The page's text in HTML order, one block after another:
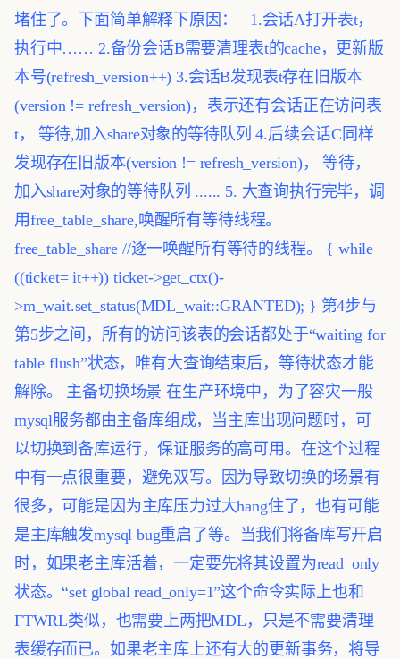
堵住了。下面简单解释下原因：
1.会话A打开表t，
执行中…… 2.备份会话B需要清理表t的cache，更新版
本号(refresh_version++) 3.会话B发现表t存在旧版本
(version != refresh_version)，表示还有会话正在访问表
t，
等待,加入share对象的等待队列 4.后续会话C同样
发现存在旧版本(version != refresh_version)，
等待，
加入share对象的等待队列 ...... 5. 大查询执行完毕，调
用free_table_share,唤醒所有等待线程。
free_table_share //逐一唤醒所有等待的线程。
{ while
((ticket= it++)) ticket->get_ctx()-
>m_wait.set_status(MDL_wait::GRANTED); } 第4步与
第5步之间，所有的访问该表的会话都处于“waiting for
table flush”状态，唯有大查询结束后，等待状态才能
解除。
主备切换场景 在生产环境中，为了容灾一般
mysql服务都由主备库组成，当主库出现问题时，可
以切换到备库运行，保证服务的高可用。在这个过程
中有一点很重要，避免双写。因为导致切换的场景有
很多，可能是因为主库压力过大hang住了，也有可能
是主库触发mysql bug重启了等。当我们将备库写开启
时，如果老主库活着，一定要先将其设置为read_only
状态。“set global read_only=1”这个命令实际上也和
FTWRL类似，也需要上两把MDL，只是不需要清理
表缓存而已。如果老主库上还有大的更新事务，将导